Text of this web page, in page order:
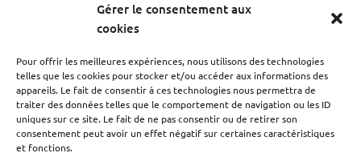
Gérer le consentement aux
cookies
Pour offrir les meilleures expériences, nous utilisons des technologies
telles que les cookies pour stocker et/ou accéder aux informations des
appareils. Le fait de consentir à ces technologies nous permettra de
traiter des données telles que le comportement de navigation ou les ID
uniques sur ce site. Le fait de ne pas consentir ou de retirer son
consentement peut avoir un effet négatif sur certaines caractéristiques
et fonctions.
© 2024 - Propulsé par Utopia